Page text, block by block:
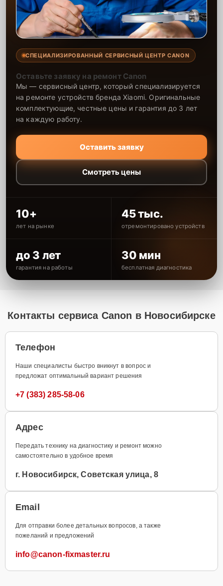
СПЕЦИАЛИЗИРОВАННЫЙ СЕРВИСНЫЙ ЦЕНТР CANON
Оставьте заявку на ремонт Canon
Мы — сервисный центр, который специализируется
на ремонте устройств бренда Xiaomi. Оригинальные
комплектующие, честные цены и гарантия до 3 лет
на каждую работу.
Оставить заявку
Смотреть цены
10+
лет на рынке
45 тыс.
отремонтировано устройств
до 3 лет
гарантия на работы
30 мин
бесплатная диагностика
Контакты сервиса Canon в Новосибирске
Телефон
Наши специалисты быстро вникнут в вопрос и
предложат оптимальный вариант решения
+7 (383) 285-58-06
Адрес
Передать технику на диагностику и ремонт можно
самостоятельно в удобное время
г. Новосибирск, Советская улица, 8
Email
Для отправки более детальных вопросов, а также
пожеланий и предложений
info@canon-fixmaster.ru